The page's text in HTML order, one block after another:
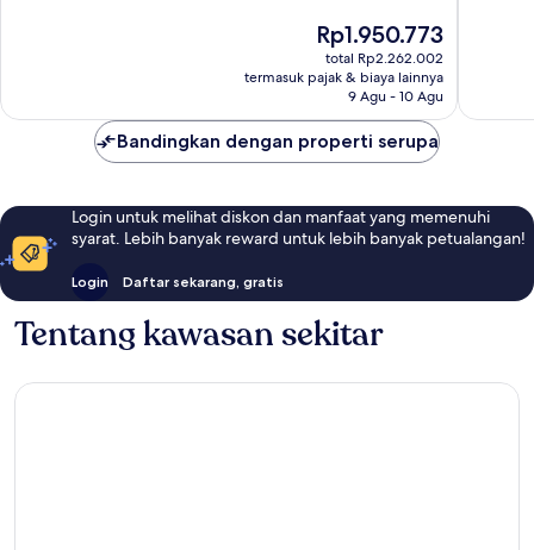
Harga
sekarang
Rp1.950.773
Rp1.950.773
total Rp2.262.002
termasuk pajak & biaya lainnya
9 Agu - 10 Agu
Bandingkan dengan properti serupa
Login untuk melihat diskon dan manfaat yang memenuhi
syarat. Lebih banyak reward untuk lebih banyak petualangan!
Login Daftar sekarang, gratis
Tentang kawasan sekitar